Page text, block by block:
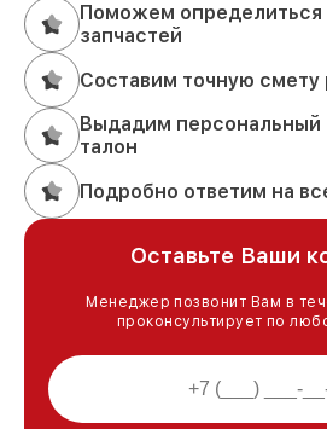
Поможем
запчастей
Составим точную смету
Выдадим персональный
талон
Подробно ответим на
Оставьте Ваши
Менеджер позвонит Вам в
проконсультирует по